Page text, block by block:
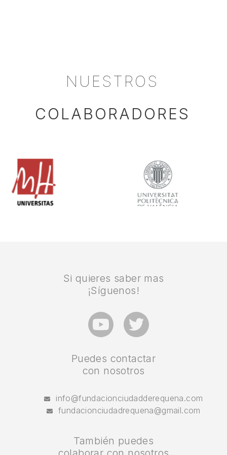
NUESTROS
COLABORADORES
Si quieres saber mas
¡Síguenos!
Puedes contactar
con nosotros
info@fundacionciudadderequena.com
fundacionciudadrequena@gmail.com
También puedes